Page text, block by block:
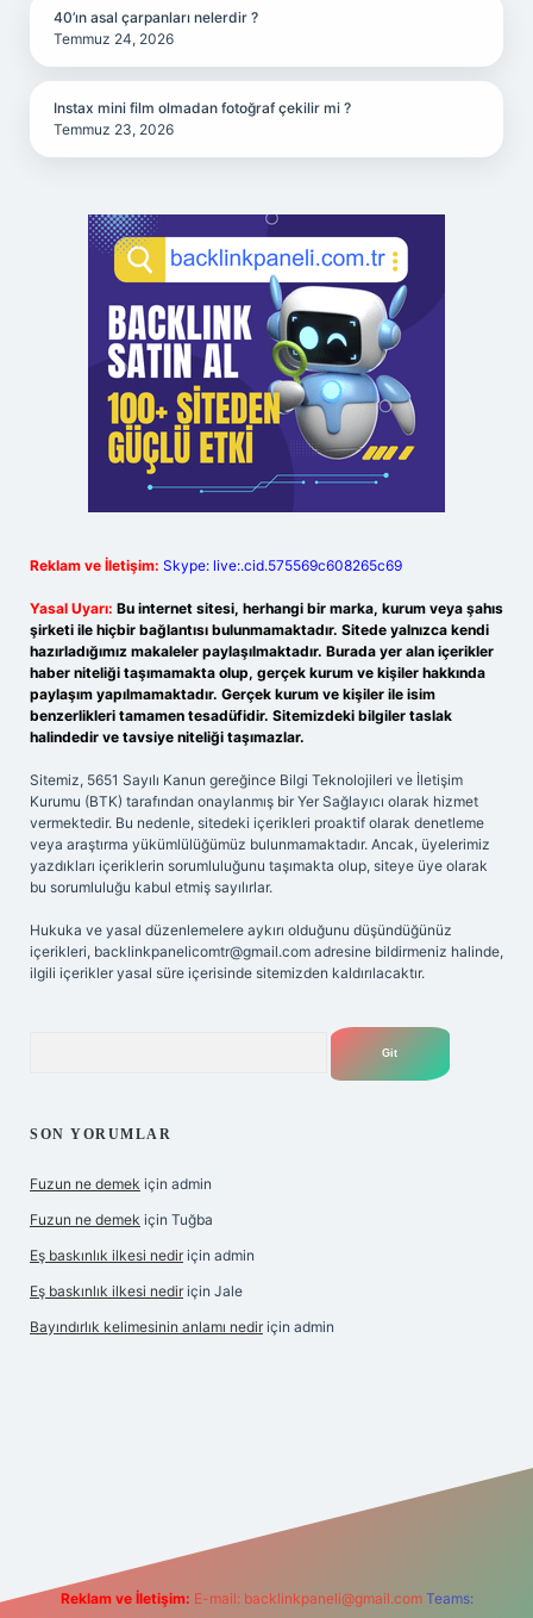
40’ın asal çarpanları nelerdir ?
Temmuz 24, 2026
Instax mini film olmadan fotoğraf çekilir mi ?
Temmuz 23, 2026
Reklam ve İletişim: Skype: live:.cid.575569c608265c69
Yasal Uyarı: Bu internet sitesi, herhangi bir marka, kurum veya şahıs
şirketi ile hiçbir bağlantısı bulunmamaktadır. Sitede yalnızca kendi
hazırladığımız makaleler paylaşılmaktadır. Burada yer alan içerikler
haber niteliği taşımamakta olup, gerçek kurum ve kişiler hakkında
paylaşım yapılmamaktadır. Gerçek kurum ve kişiler ile isim
benzerlikleri tamamen tesadüfidir. Sitemizdeki bilgiler taslak
halindedir ve tavsiye niteliği taşımazlar.
Sitemiz, 5651 Sayılı Kanun gereğince Bilgi Teknolojileri ve İletişim
Kurumu (BTK) tarafından onaylanmış bir Yer Sağlayıcı olarak hizmet
vermektedir. Bu nedenle, sitedeki içerikleri proaktif olarak denetleme
veya araştırma yükümlülüğümüz bulunmamaktadır. Ancak, üyelerimiz
yazdıkları içeriklerin sorumluluğunu taşımakta olup, siteye üye olarak
bu sorumluluğu kabul etmiş sayılırlar.
Hukuka ve yasal düzenlemelere aykırı olduğunu düşündüğünüz
içerikleri, backlinkpanelicomtr@gmail.com adresine bildirmeniz halinde,
ilgili içerikler yasal süre içerisinde sitemizden kaldırılacaktır.
SON YORUMLAR
Fuzun ne demek için admin
Fuzun ne demek için Tuğba
Eş baskınlık ilkesi nedir için admin
Eş baskınlık ilkesi nedir için Jale
Bayındırlık kelimesinin anlamı nedir için admin
Reklam ve İletişim: E-mail: backlinkpaneli@gmail.com Teams: